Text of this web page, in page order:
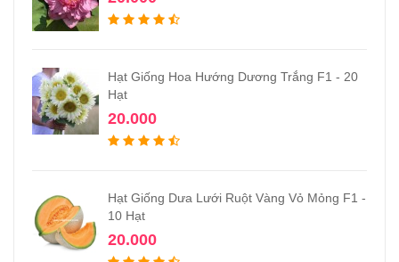
Hạt Giống Hoa Hướng Dương Trắng F1 - 20
Hạt
20.000
Hạt Giống Dưa Lưới Ruột Vàng Vỏ Mỏng F1 -
10 Hạt
20.000